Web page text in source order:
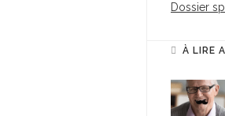
Dossier
À LIRE